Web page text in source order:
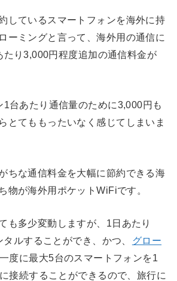
しているスマートフォンを海外に持
ーミングと言って、海外用の通信に
たり3,000円程度追加の通信料金が
1台あたり通信量のために3,000円も
とてももったいなく感じてしまいま
ちな通信料金を大幅に節約できる海
物が海外用ポケットWiFiです。
も多少変動しますが、1日あたり
ルすることができ、かつ、
グロー
度に最大5台のスマートフォンを1
接続することができるので、旅行に